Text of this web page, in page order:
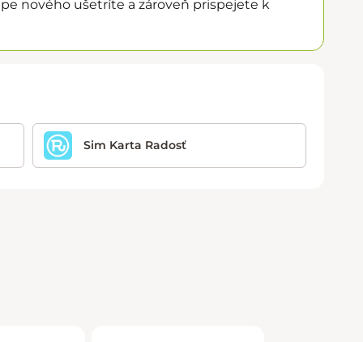
nového ušetríte a zároveň prispejete k
Sim Karta Radosť